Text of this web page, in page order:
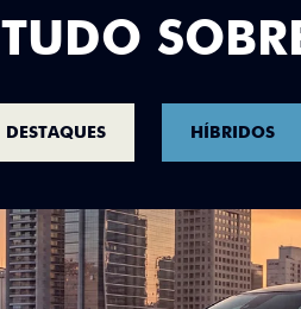
TUDO
DESTAQUES HÍBRIDOS